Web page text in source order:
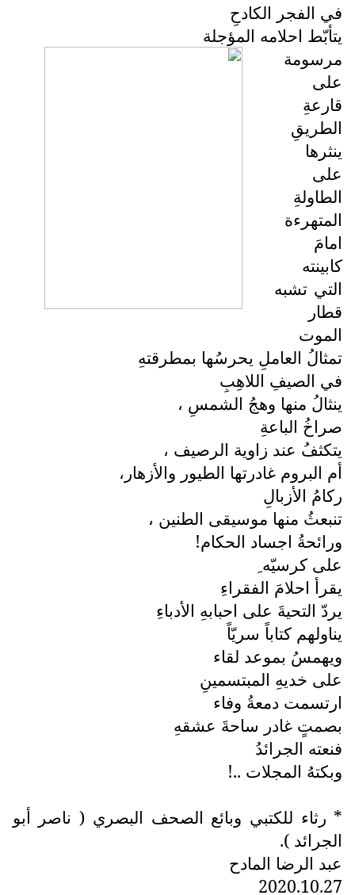
في الفجر الكادحِ
يتأبّط احلامه المؤجلة
مرسومة
على
قارعةِ
الطريقِ
ينثرها
على
الطاولةِ
المتهرءة
امامَ
كابينته
التي تشبه
قطار
الموت
تمثالُ العاملِ يحرسُها بمطرقتهِ
في الصيفِ اللاهِبِ
ينثالُ منها وهجُ الشمسِ ،
صراخُ الباعةِ
يتكثفُ عند زاوية الرصيف ،
أم البروم غادرتها الطيور والأزهار،
ركامُ الأزبالِ
تنبعثُ منها موسيقى الطنين ،
ورائحةُ اجساد الحكام!
على كرسيّه ِ
يقرأ احلامَ الفقراءِ
يردّ التحيةَ على احبابهِ الأدباءِ
يناولهم كتاباً سريّاً
ويهمسُ بموعد لقاء
على خديهِ المبتسمينِ
ارتسمت دمعةُ وفاء
بصمتٍ غادر ساحةَ عشقهِ
فنعته الجرائدُ
وبكتهُ المجلات ..!
* رثاء للكتبي وبائع الصحف البصري ( ناصر أبو
الجرائد ).
عبد الرضا المادح
2020.10.27